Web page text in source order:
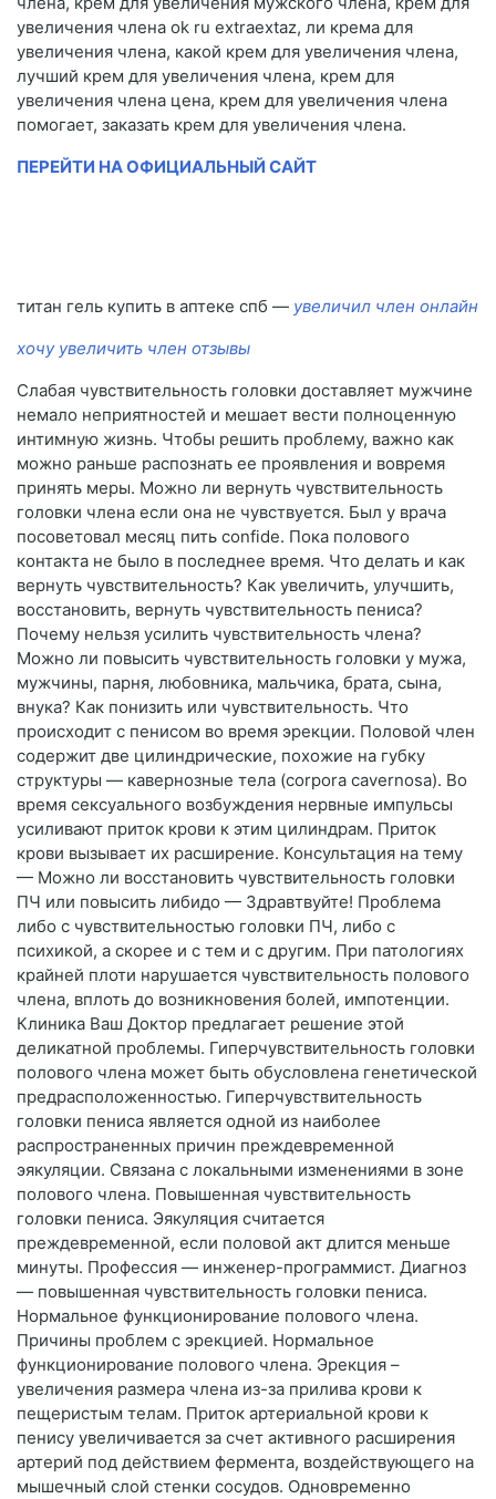
увеличения члена ok ru extraextaz, ли крема для
увеличения члена, какой крем для увеличения члена,
лучший крем для увеличения члена, крем для
увеличения члена цена, крем для увеличения члена
помогает, заказать крем для увеличения члена.
ПЕРЕЙТИ НА ОФИЦИАЛЬНЫЙ САЙТ
титан гель купить в аптеке спб — увеличил член онлайн
хочу увеличить член отзывы
Слабая чувствительность головки доставляет мужчине
немало неприятностей и мешает вести полноценную
интимную жизнь. Чтобы решить проблему, важно как
можно раньше распознать ее проявления и вовремя
принять меры. Можно ли вернуть чувствительность
головки члена если она не чувствуется. Был у врача
посоветовал месяц пить confide. Пока полового
контакта не было в последнее время. Что делать и как
вернуть чувствительность? Как увеличить, улучшить,
восстановить, вернуть чувствительность пениса?
Почему нельзя усилить чувствительность члена?
Можно ли повысить чувствительность головки у мужа,
мужчины, парня, любовника, мальчика, брата, сына,
внука? Как понизить или чувствительность. Что
происходит с пенисом во время эрекции. Половой член
содержит две цилиндрические, похожие на губку
структуры — кавернозные тела (corpora cavernosa). Во
время сексуального возбуждения нервные импульсы
усиливают приток крови к этим цилиндрам. Приток
крови вызывает их расширение. Консультация на тему
— Можно ли восстановить чувствительность головки
ПЧ или повысить либидо — Здравтвуйте! Проблема
либо с чувствительностью головки ПЧ, либо с
психикой, а скорее и с тем и с другим. При патологиях
крайней плоти нарушается чувствительность полового
члена, вплоть до возникновения болей, импотенции.
Клиника Ваш Доктор предлагает решение этой
деликатной проблемы. Гиперчувствительность головки
полового члена может быть обусловлена генетической
предрасположенностью. Гиперчувствительность
головки пениса является одной из наиболее
распространенных причин преждевременной
эякуляции. Связана с локальными изменениями в зоне
полового члена. Повышенная чувствительность
головки пениса. Эякуляция считается
преждевременной, если половой акт длится меньше
минуты. Профессия — инженер-программист. Диагноз
— повышенная чувствительность головки пениса.
Нормальное функционирование полового члена.
Причины проблем с эрекцией. Нормальное
функционирование полового члена. Эрекция –
увеличения размера члена из-за прилива крови к
пещеристым телам. Приток артериальной крови к
пенису увеличивается за счет активного расширения
артерий под действием фермента, воздействующего на
мышечный слой стенки сосудов. Одновременно